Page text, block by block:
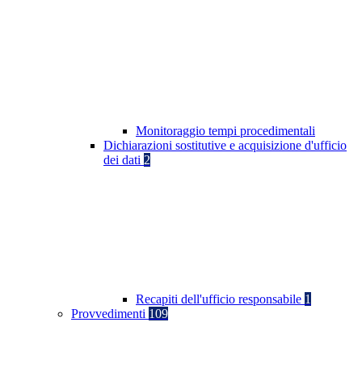
Monitoraggio tempi procedimentali
Dichiarazioni sostitutive e acquisizione d'ufficio
dei dati 2
Recapiti dell'ufficio responsabile 1
Provvedimenti 109